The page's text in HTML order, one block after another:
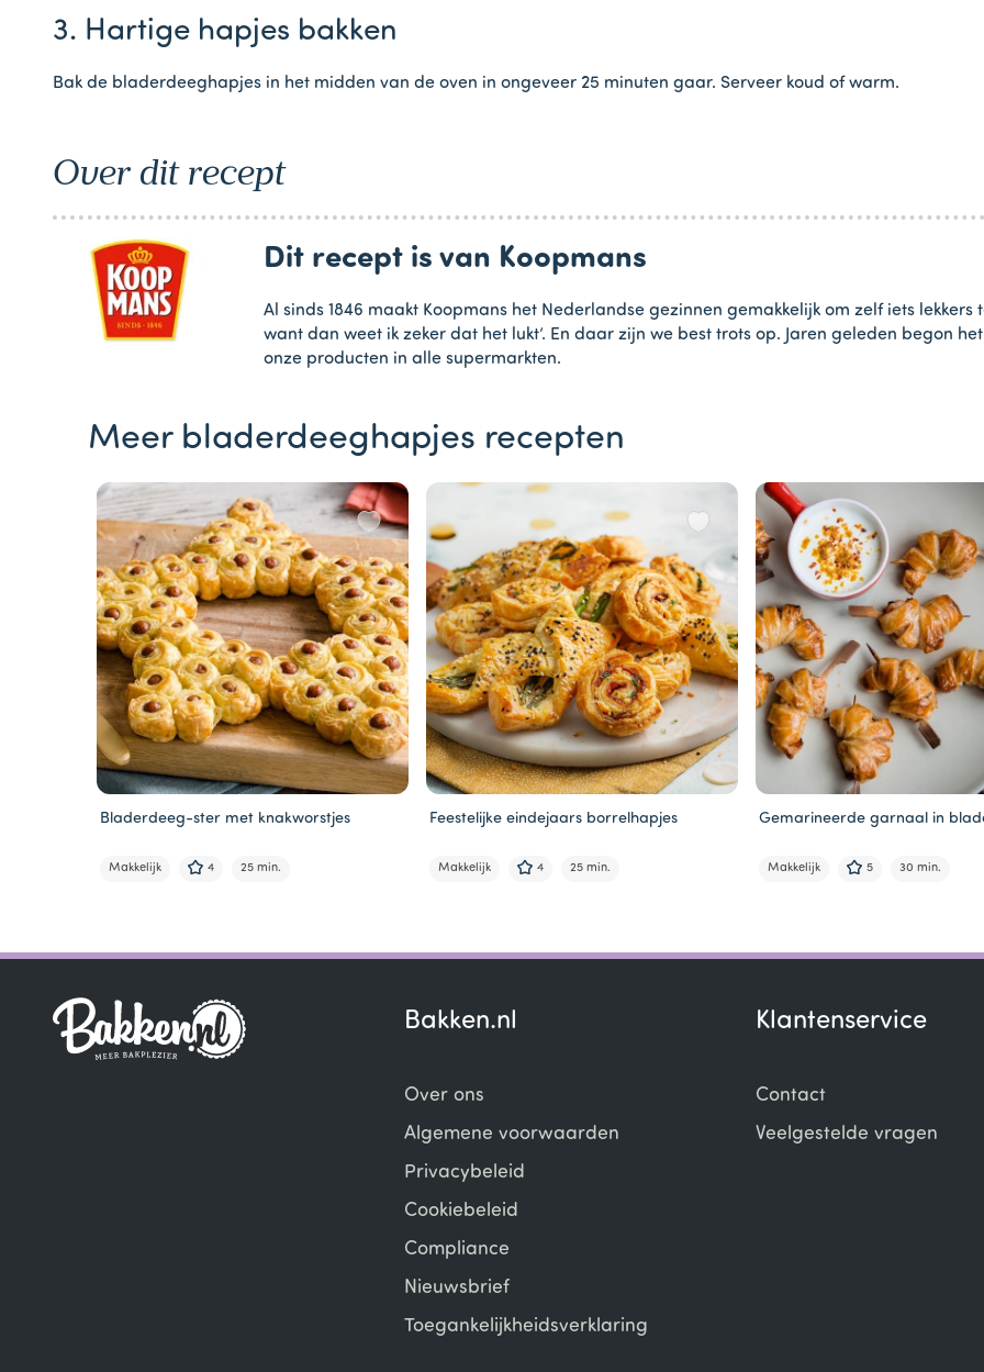
3. Hartige hapjes bakken
Bak de bladerdeeghapjes in het midden van de oven in ongeveer 25 minuten gaar. Serveer koud of warm.
Over dit recept
Dit recept is van Koopmans
Al sinds 1846 maakt Koopmans het Nederlandse gezinnen gemakkelijk om zelf iets
want dan weet ik zeker dat het lukt’. En daar zijn we best trots op. Jaren geleden begon
onze producten in alle supermarkten.
Meer bladerdeeghapjes recepten
Bladerdeeg-ster met knakworstjes
Makkelijk 4 25 min.
Feestelijke eindejaars borrelhapjes
Makkelijk 4 25 min.
Gemarineerde garnaal in
Makkelijk 5 30 min.
of
Bakken.nl
Over ons
Algemene voorwaarden
Privacybeleid
Cookiebeleid
Compliance
Nieuwsbrief
Toegankelijkheidsverklaring
Klantenservice
Contact
Veelgestelde vragen